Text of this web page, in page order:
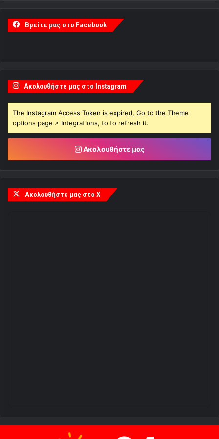
Βρείτε μας στο Facebook
Ακολουθήστε μας στο Instagram
The Instagram Access Token is expired, Go to the Theme
options page > Integrations, to to refresh it.
Ακολουθήστε μας
Ακολουθήστε μας στο X